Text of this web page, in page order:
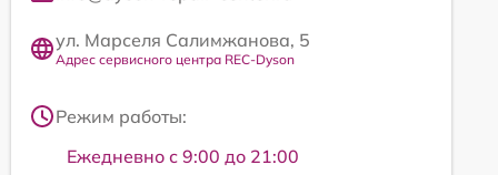
ул. Марселя Салимжанова, 5
Адрес сервисного центра REC-Dyson
Режим работы:
Ежедневно с 9:00 до 21:00